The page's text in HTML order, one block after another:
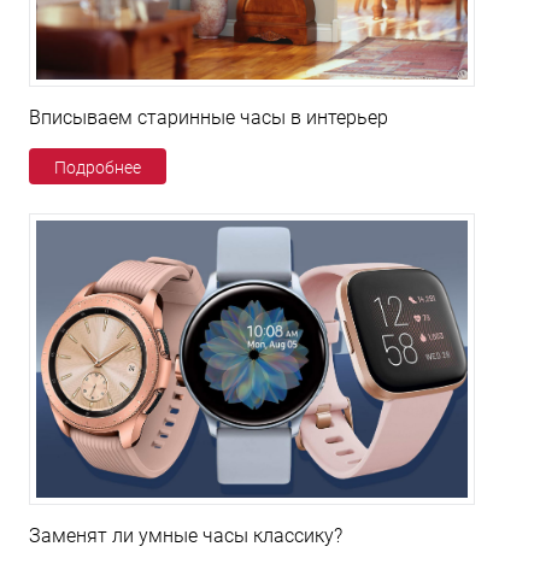
Вписываем старинные часы в интерьер
Подробнее
Заменят ли умные часы классику?